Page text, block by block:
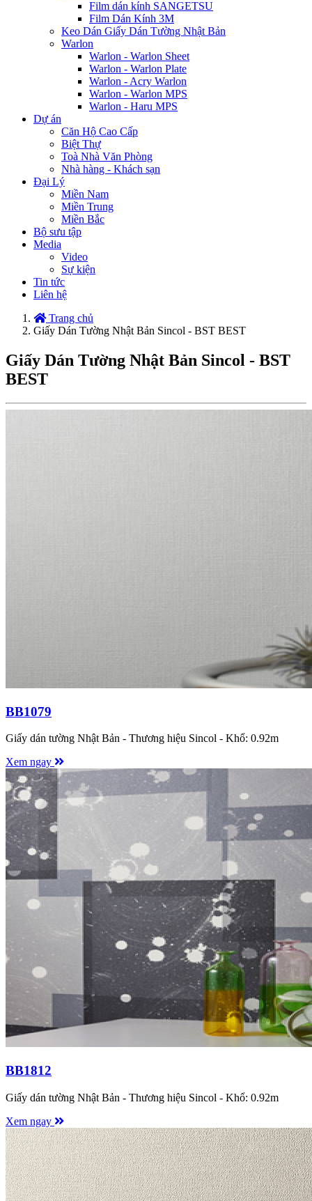
Film dán kính SANGETSU
Film Dán Kính 3M
Keo Dán Giấy Dán Tường Nhật Bản
Warlon
Warlon - Warlon Sheet
Warlon - Warlon Plate
Warlon - Acry Warlon
Warlon - Warlon MPS
Warlon - Haru MPS
Dự án
Căn Hộ Cao Cấp
Biệt Thự
Toà Nhà Văn Phòng
Nhà hàng - Khách sạn
Đại Lý
Miền Nam
Miền Trung
Miền Bắc
Bộ sưu tập
Media
Video
Sự kiện
Tin tức
Liên hệ
Trang chủ
Giấy Dán Tường Nhật Bản Sincol - BST BEST
Giấy Dán Tường Nhật Bản Sincol - BST
BEST
BB1079
Giấy dán tường Nhật Bản - Thương hiệu Sincol - Khổ: 0.92m
Xem ngay
BB1812
Giấy dán tường Nhật Bản - Thương hiệu Sincol - Khổ: 0.92m
Xem ngay